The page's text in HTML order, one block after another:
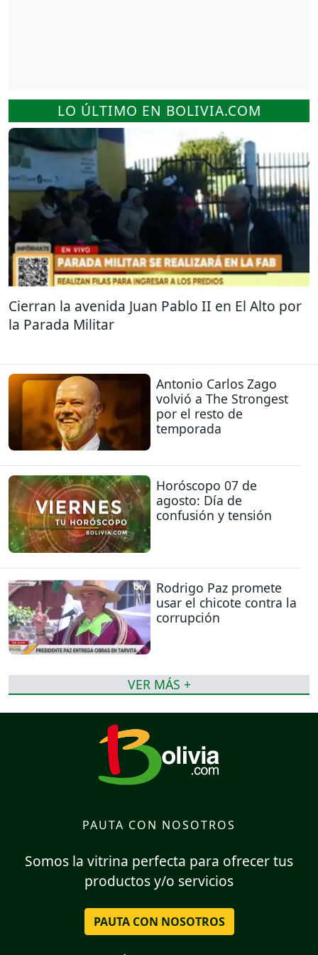
LO ÚLTIMO EN BOLIVIA.COM
Cierran la avenida Juan Pablo II en El Alto por
la Parada Militar
Antonio Carlos Zago
volvió a The Strongest
por el resto de
temporada
Horóscopo 07 de
agosto: Día de
confusión y tensión
Rodrigo Paz promete
usar el chicote contra la
corrupción
VER MÁS +
PAUTA CON NOSOTROS
Somos la vitrina perfecta para ofrecer tus
productos y/o servicios
PAUTA CON NOSOTROS